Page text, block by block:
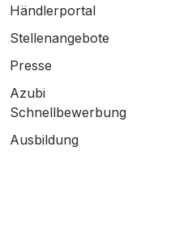
Händlerportal
Stellenangebote
Presse
Azubi
Schnellbewerbung
Ausbildung